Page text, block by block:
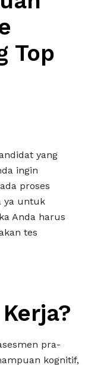
Top
yang
ingin
proses
ya untuk
Anda harus
tes
pra-
kognitif,